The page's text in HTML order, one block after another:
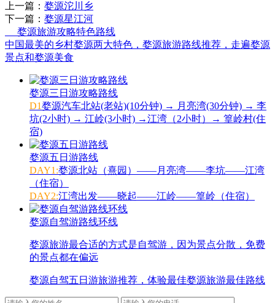
上一篇： 婺源沱川乡
下一篇： 婺源星江河
婺源旅游攻略特色路线
中国最美的乡村婺源两大特色，婺源旅游路线推荐，走遍婺源
景点和婺源美食
婺源三日游攻略路线
D1婺源汽车北站(老站)(10分钟) → 月亮湾(30分钟) → 李
坑(2小时) → 江岭(3小时) →江湾（2小时）→ 篁岭村(住
宿)
婺源五日游路线
DAY1:婺源北站（熹园）——月亮湾——李坑——江湾
（住宿）
DAY2:江湾出发——晓起——江岭——篁岭（住宿）
婺源自驾游路线环线
婺源旅游最合适的方式是自驾游，因为景点分散，免费
的景点都在偏远
婺源自驾五日游旅游推荐，体验最佳婺源旅游最佳路线